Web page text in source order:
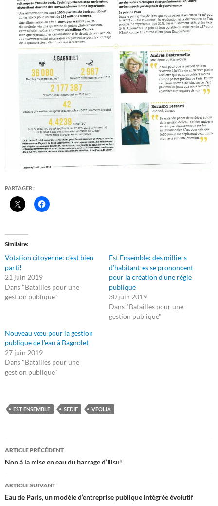
PARTAGER :
Similaire
Votation citoyenne: c’est bien
parti!
21 juin 2019
Dans "Batailles pour une
gestion publique"
Est Ensemble: des milliers
d’habitant-es se prononcent
pour la création d’une régie
publique
30 juin 2019
Dans "Batailles pour une
gestion publique"
Nouveau vœu pour la gestion
publique de l’eau à Bagnolet
27 juin 2019
Dans "Batailles pour une
gestion publique"
EST ENSEMBLE SEDIF VEOLIA
Navigation
des
articles
ARTICLE PRÉCÉDENT
Non à la mise en eau du barrage d’Ilisu!
ARTICLE SUIVANT
Eau de Paris, un modèle d’entreprise publique intégrée évolutif